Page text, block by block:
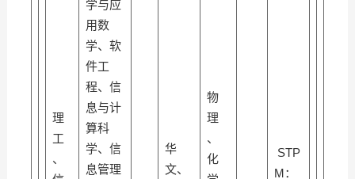
理
工
、
学与应
用数
学、软
件工
程、信
息与计
算科
学、信
息管理
华
文、
物
理
、
化
STP
M：